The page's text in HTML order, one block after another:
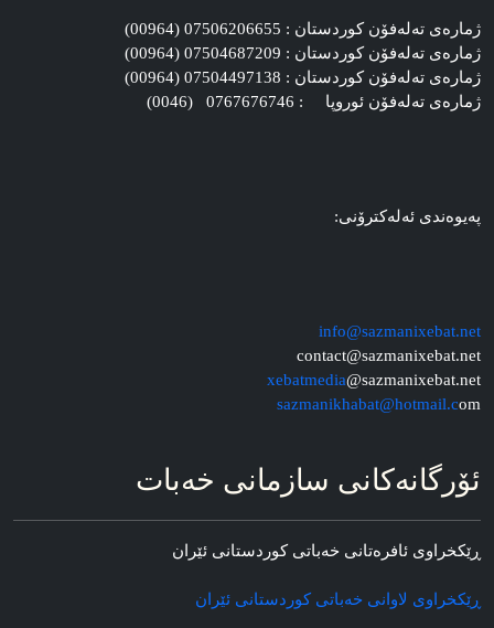
ژماره‌ی ته‌له‌فۆن کوردستان : 07506206655 (00964)
ژماره‌ی ته‌له‌فۆن کوردستان : 07504687209 (00964)
ژماره‌ی ته‌له‌فۆن کوردستان : 07504497138 (00964)
ژماره‌ی ته‌له‌فۆن ئوروپا : 0767676746 (0046)
په‌یوه‌ندی ئه‌له‌کترۆنی:
info@sazmanixebat.net
contact@sazmanixebat.net
xebatmedia@sazmanixebat.net
sazmanikhabat@hotmail.com
ئۆرگانه‌کانی سازمانی خه‌بات
ڕێکخراوی ئافره‌تانی خه‌باتی کوردستانی ئێران
ڕێکخراوی لاوانی خه‌باتی کوردستانی ئێران